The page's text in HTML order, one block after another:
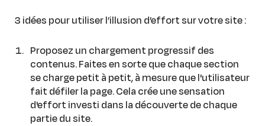
3 idées pour utiliser l’illusion d’effort sur votre site :
Proposez un chargement progressif des
contenus. Faites en sorte que chaque section
se charge petit à petit, à mesure que l'utilisateur
fait défiler la page. Cela crée une sensation
d'effort investi dans la découverte de chaque
partie du site.